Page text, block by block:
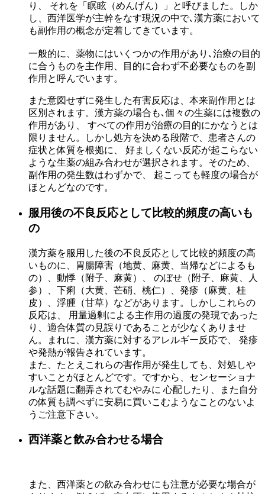
り、 それを「瞑眩（めんげん）」と呼びました。しか
し、西洋医学が主幹をなす現況の中で､漢方薬において
も副作用の概念が定着してきています。
一般的に、薬物にはいくつかの作用があり､治療の目的
に合うものを主作用、目的に合わず不必要なものを副
作用と呼んでいます。
また意図せずに発生した有害反応は、本来副作用とは
区別されます。漢方薬の場合も､個々の生薬には複数の
作用があり、 すべての作用が治療の目的にかなうとは
限りません。しかし処方を決める段階で、患者さんの
症状と体質を根拠に、 好ましくない反応が起こらない
ような生薬の組み合わせが選択されます。そのため、
副作用の発生数はわずかで、 起こっても軽度の場合が
ほとんどなのです。
服用後の不良反応として比較的頻度の高いも
の
漢方薬を服用した後の不良反応として比較的頻度の高
いものに、胃腸障害（地黄、麻黄、当帰などによるも
の）、動悸（附子、麻黄）、 のぼせ（附子、麻黄、人
参）、下痢（大黄、芒硝、桃仁）、発疹（麻黄、桂
皮）、浮腫（甘草）などがあります。しかしこれらの
反応は、 用量過剰による主作用の過度の発現であった
り、適合体質の見誤りであることが少なくありませ
ん。まれに、漢方薬に対するアレルギー反応で、 発疹
や発熱が報告されています。
また、たとえこれらの害作用が発生しても、対処しや
すいことがほとんどです。ですから、センセーショナ
ルな話題に翻弄されてむやみに 心配したり、また自分
の体質も調べずに安易に買いこむようなことのないよ
うご注意下さい。
西洋薬と飲み合わせる場合
また、西洋薬との飲み合わせにも注意が必要な場合が